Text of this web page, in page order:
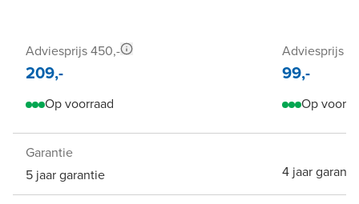
Adviesprijs 450,-
209,-
Op voorraad
Adviesprijs
99,-
Op
Garantie
5 jaar garantie
4 jaar